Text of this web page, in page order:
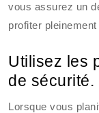
vous assurez un
profiter
Utilisez les
de sécurité.
Lorsque vous